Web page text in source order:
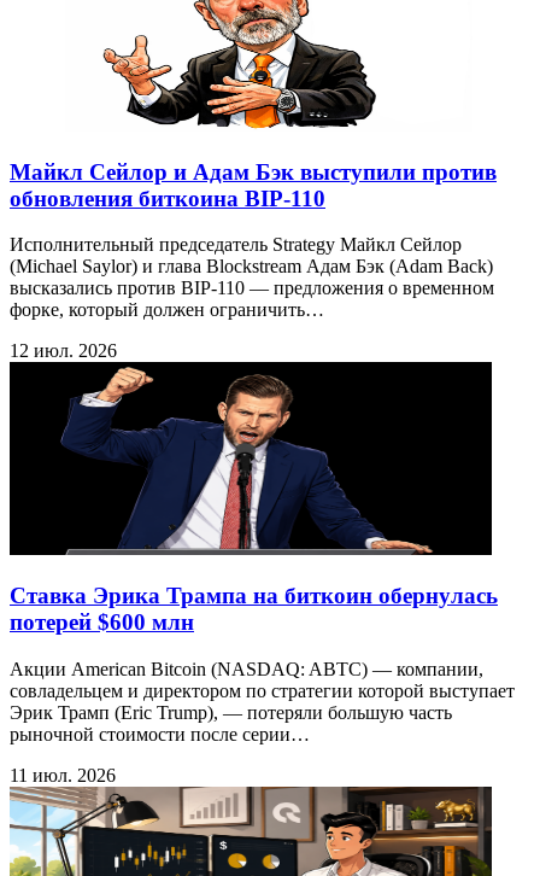
Майкл Сейлор и Адам Бэк выступили против
обновления биткоина BIP-110
Исполнительный председатель Strategy Майкл Сейлор
(Michael Saylor) и глава Blockstream Адам Бэк (Adam Back)
высказались против BIP-110 — предложения о временном
форке, который должен ограничить…
12 июл. 2026
Ставка Эрика Трампа на биткоин обернулась
потерей $600 млн
Акции American Bitcoin (NASDAQ: ABTC) — компании,
совладельцем и директором по стратегии которой выступает
Эрик Трамп (Eric Trump), — потеряли большую часть
рыночной стоимости после серии…
11 июл. 2026